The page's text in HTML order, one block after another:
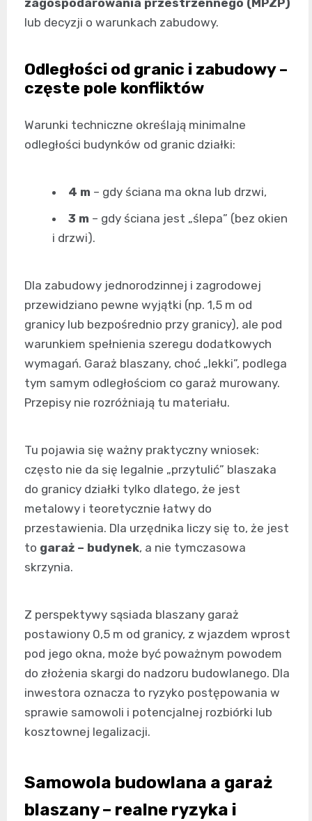
zagospodarowania przestrzennego (MPZP)
lub decyzji o warunkach zabudowy.
Odległości od granic i zabudowy –
częste pole konfliktów
Warunki techniczne określają minimalne
odległości budynków od granic działki:
4 m – gdy ściana ma okna lub drzwi,
3 m – gdy ściana jest „ślepa” (bez okien
i drzwi).
Dla zabudowy jednorodzinnej i zagrodowej
przewidziano pewne wyjątki (np. 1,5 m od
granicy lub bezpośrednio przy granicy), ale pod
warunkiem spełnienia szeregu dodatkowych
wymagań. Garaż blaszany, choć „lekki”, podlega
tym samym odległościom co garaż murowany.
Przepisy nie rozróżniają tu materiału.
Tu pojawia się ważny praktyczny wniosek:
często nie da się legalnie „przytulić” blaszaka
do granicy działki tylko dlatego, że jest
metalowy i teoretycznie łatwy do
przestawienia. Dla urzędnika liczy się to, że jest
to garaż – budynek, a nie tymczasowa
skrzynia.
Z perspektywy sąsiada blaszany garaż
postawiony 0,5 m od granicy, z wjazdem wprost
pod jego okna, może być poważnym powodem
do złożenia skargi do nadzoru budowlanego. Dla
inwestora oznacza to ryzyko postępowania w
sprawie samowoli i potencjalnej rozbiórki lub
kosztownej legalizacji.
Samowola budowlana a garaż
blaszany – realne ryzyka i